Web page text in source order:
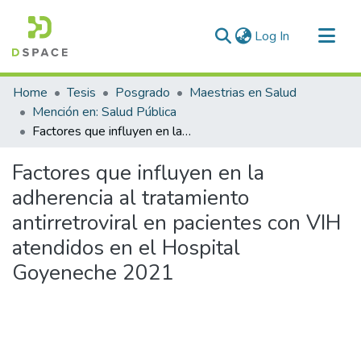
Log In (current)
Communities & Collections
All of DSpace
Statistics
Home Tesis Posgrado
Maestrias en Salud
Mención en: Salud Pública
Factores que influyen en la adherencia al tratamiento antirretroviral en pacientes con VIH atendidos en el Hospital Goyeneche 2021
Factores que influyen en la
adherencia al tratamiento
antirretroviral en pacientes con VIH
atendidos en el Hospital
Goyeneche 2021